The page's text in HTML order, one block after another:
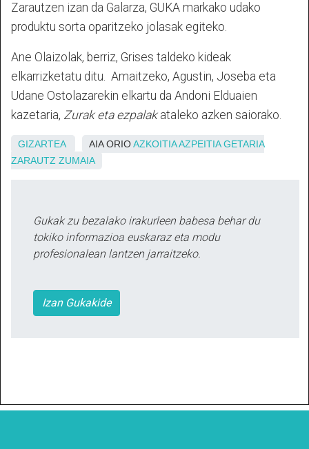
Zarautzen izan da Galarza, GUKA markako udako
produktu sorta oparitzeko jolasak egiteko.
Ane Olaizolak, berriz, Grises taldeko kideak
elkarrizketatu ditu. Amaitzeko, Agustin, Joseba eta
Udane Ostolazarekin elkartu da Andoni Elduaien
kazetaria, Zurak eta ezpalakataleko azken saiorako.
GIZARTEA AIA ORIOAZKOITIAAZPEITIA GETARIA
ZARAUTZ ZUMAIA
Gukak zu bezalako irakurleen babesa behar du
tokiko informazioa euskaraz eta modu
profesionalean lantzen jarraitzeko.
Izan Gukakide